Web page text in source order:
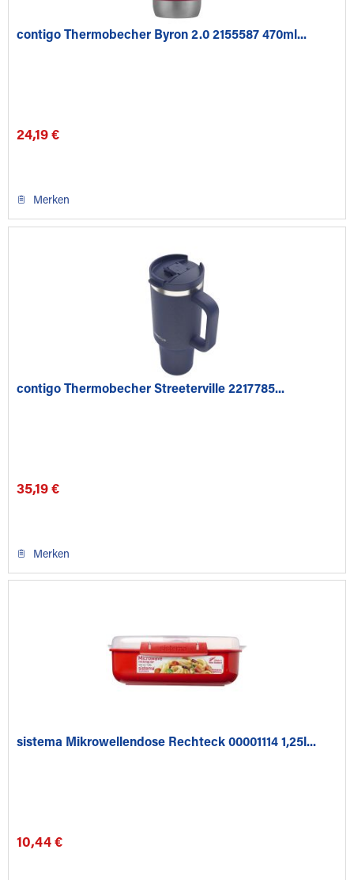
contigo Thermobecher Byron 2.0 2155587 470ml...
24,19 €
Merken
contigo Thermobecher Streeterville 2217785...
35,19 €
Merken
sistema Mikrowellendose Rechteck 00001114 1,25l...
10,44 €